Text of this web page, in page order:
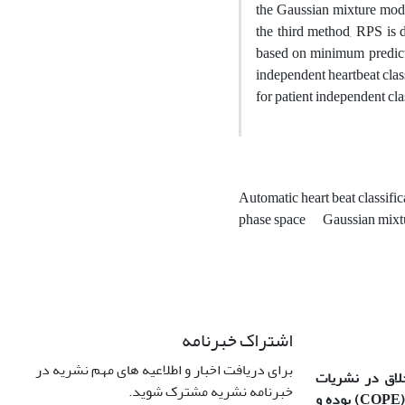
the Gaussian mixture
the third method, RPS
based on minimum
independent heartbeat
for patient independent
Automatic heart beat
phase space
Gaussian
در نشریات
بوده و
اشتراک خبرنامه
برای دریافت اخبار و اطلاعیه های مهم نشریه در
خبرنامه نشریه مشترک شوید.